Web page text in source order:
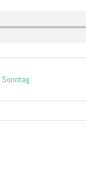
Sonntag